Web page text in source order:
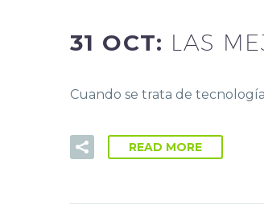
31 OCT: LAS
Cuando se trata de
READ MORE